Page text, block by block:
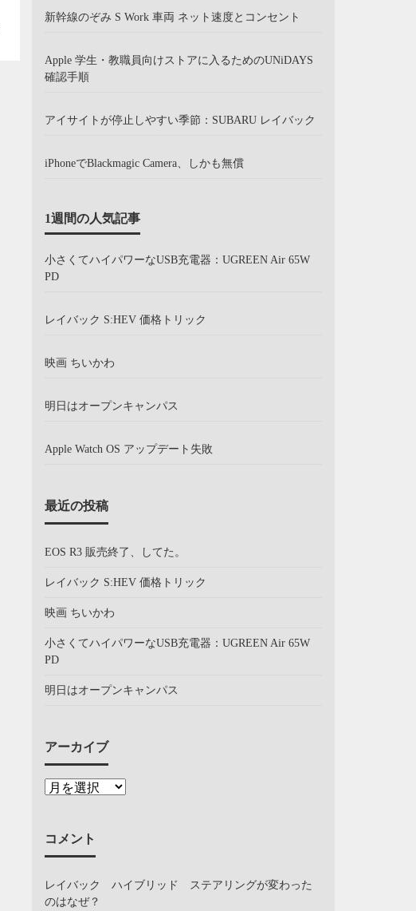
新幹線のぞみ S Work 車両 ネット速度とコンセント
Apple 学生・教職員向けストアに入るためのUNiDAYS
確認手順
アイサイトが停止しやすい季節：SUBARU レイバック
iPhoneでBlackmagic Camera、しかも無償
1週間の人気記事
小さくてハイパワーなUSB充電器：UGREEN Air 65W
PD
レイバック S:HEV 価格トリック
映画 ちいかわ
明日はオープンキャンパス
Apple Watch OS アップデート失敗
最近の投稿
EOS R3 販売終了、してた。
レイバック S:HEV 価格トリック
映画 ちいかわ
小さくてハイパワーなUSB充電器：UGREEN Air 65W
PD
明日はオープンキャンパス
アーカイブ
コメント
レイバック ハイブリッド ステアリングが変わった
のはなぜ？